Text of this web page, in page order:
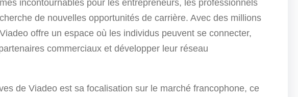
incontournables pour les entrepreneurs, les professionnels
de nouvelles opportunités de carrière. Avec des millions
offre un espace où les individus peuvent se connecter,
commerciaux et développer leur réseau
de Viadeo est sa focalisation sur le marché francophone, ce